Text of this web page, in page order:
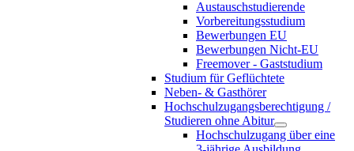
Austauschstudierende
Vorbereitungsstudium
Bewerbungen EU
Bewerbungen Nicht-EU
Freemover - Gaststudium
Studium für Geflüchtete
Neben- & Gasthörer
Hochschulzugangsberechtigung /
Studieren ohne Abitur
Hochschulzugang über eine